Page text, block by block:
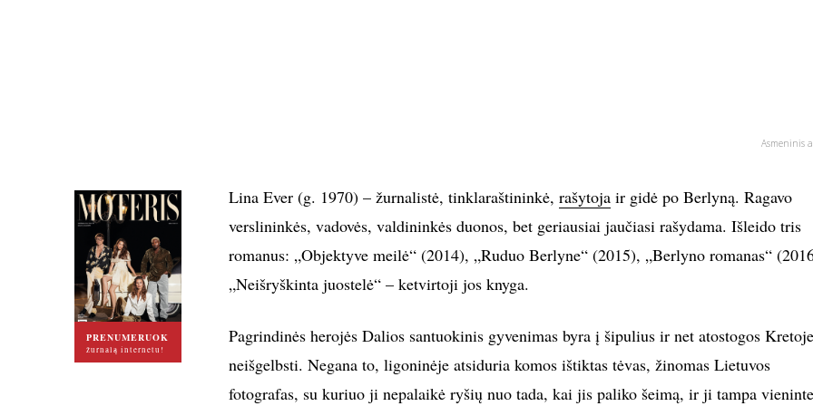
Asmeninis
PRENUMERUOK
žurnalą internetu!
Lina Ever (g. 1970) – žurnalistė, tinklaraštininkė, rašytojair gidė po Berlyną. Ragavo
verslininkės, vadovės, valdininkės duonos, bet geriausiai jaučiasi rašydama. Išleido tris
romanus: „Objektyve meilė“ (2014), „Ruduo Berlyne“ (2015), „Berlyno romanas“
„Neišryškinta juostelė“ – ketvirtoji jos knyga.
Pagrindinės herojės Dalios santuokinis gyvenimas byra į šipulius ir net atostogos
neišgelbsti. Negana to, ligoninėje atsiduria komos ištiktas tėvas, žinomas Lietuvos
fotografas, su kuriuo ji nepalaikė ryšių nuo tada, kai jis paliko šeimą, ir ji tampa